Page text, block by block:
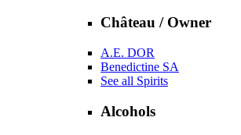
Château / Owner
A.E. DOR
Benedictine SA
See all Spirits
Alcohols